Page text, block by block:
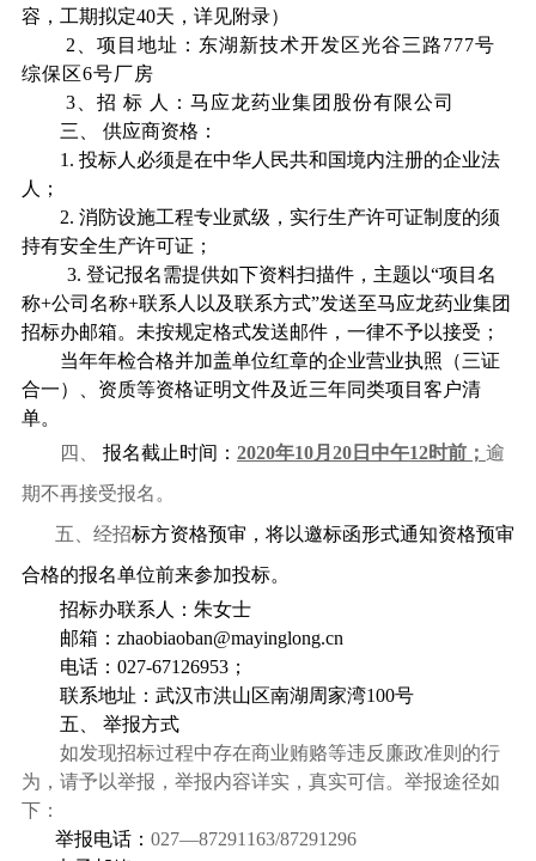
容，工期拟定40天，详见附录）
2
、项目地址：东湖新技术开发区光谷三路777号
综保区6号厂房
3 、招 标 人：马应龙药业集团股份有限公司
三、 供应商资格：
1. 投标人必须是在中华人民共和国境内注册的企业法
人；
2. 消防设施工程专业贰级 ， 实行生产许可证制度的须
持有安全生产许可证；
3. 登记报名需提供如下资料扫描件，主题以“项目名
称+公司名称+联系人以及联系方式”发送至马应龙药业集团
招标办邮箱。未按规定格式发送邮件，一律不予以接受 ；
当年年检合格并加盖单位红章的企业营业执照（三证
合一）
、资质等资格证明文件及近三年同类项目客户清
单。
四、 报名截止时间： 2020年10月 20日中午12时前； 逾
期不再接受报名。
五、经招标方资格预审，将以邀标函形式通知资格预审
合格的报名单位前来参加投标。
招标办联系人：朱女士
邮箱： zhaobiaoban@mayinglong.cn
电话： 027-67126953；
联系地址：武汉市洪山区南湖周家湾100号
五、 举报方式
如发现招标过程中存在商业贿赂等违反廉政准则的行
为，请予以举报，举报内容详实，真实可信。举报途径如
下：
举报电话： 027—87291163/87291296